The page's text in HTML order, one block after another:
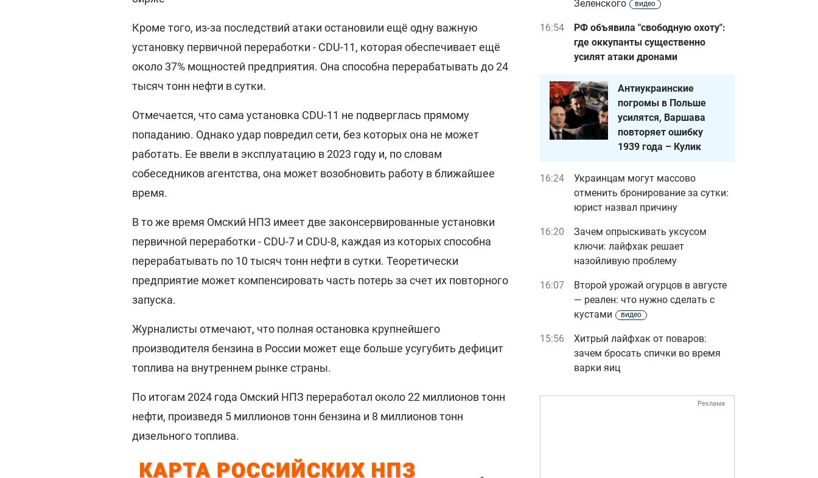
Кроме того, из-за последствий атаки остановили ещё одну важную
установку первичной переработки - CDU-11, которая обеспечивает ещё
около 37% мощностей предприятия. Она способна перерабатывать до 24
тысяч тонн нефти в сутки.
Отмечается, что сама установка CDU-11 не подверглась прямому
попаданию. Однако удар повредил сети, без которых она не может
работать. Ее ввели в эксплуатацию в 2023 году и, по словам
собеседников агентства, она может возобновить работу в ближайшее
время.
В то же время Омский НПЗ имеет две законсервированные установки
первичной переработки - CDU-7 и CDU-8, каждая из которых способна
перерабатывать по 10 тысяч тонн нефти в сутки. Теоретически
предприятие может компенсировать часть потерь за счет их повторного
запуска.
Журналисты отмечают, что полная остановка крупнейшего
производителя бензина в России может еще больше усугубить дефицит
топлива на внутреннем рынке страны.
По итогам 2024 года Омский НПЗ переработал около 22 миллионов тонн
нефти, произведя 5 миллионов тонн бензина и 8 миллионов тонн
дизельного топлива.
Зеленского
видео
16:54
РФ объявила "свободную охоту":
где оккупанты существенно
усилят атаки дронами
Антиукраинские
погромы в Польше
усилятся, Варшава
повторяет ошибку
1939 года – Кулик
16:24
Украинцам могут массово
отменить бронирование за сутки:
юрист назвал причину
16:20
Зачем опрыскивать уксусом
ключи: лайфхак решает
назойливую проблему
16:07
Второй урожай огурцов в августе
— реален: что нужно сделать с
кустами
видео
15:56
Хитрый лайфхак от поваров:
зачем бросать спички во время
варки яиц
Реклама